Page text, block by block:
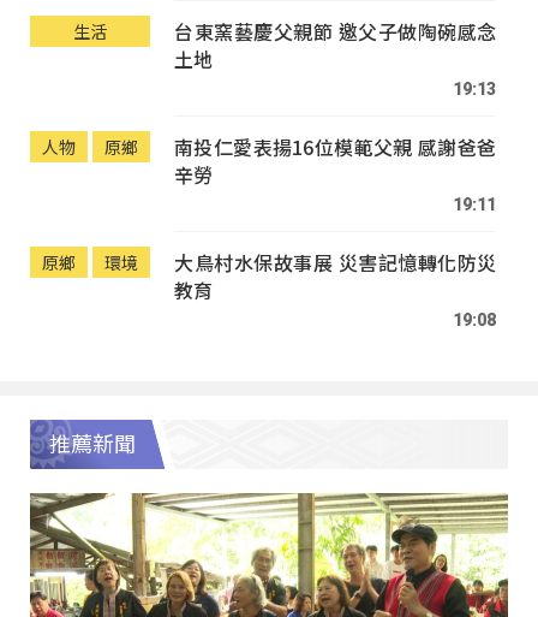
生活
台東窯藝慶父親節 邀父子做陶碗感念
土地
19:13
人物 原鄉
南投仁愛表揚16位模範父親 感謝爸爸
辛勞
19:11
原鄉 環境
大鳥村水保故事展 災害記憶轉化防災
教育
19:08
推薦新聞